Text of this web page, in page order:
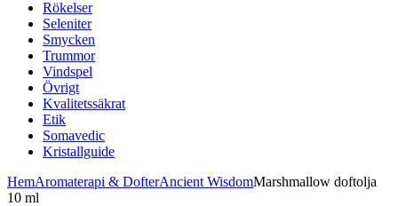
Rökelser
Seleniter
Smycken
Trummor
Vindspel
Övrigt
Kvalitetssäkrat
Etik
Somavedic
Kristallguide
HemAromaterapi & DofterAncient WisdomMarshmallow doftolja
10 ml